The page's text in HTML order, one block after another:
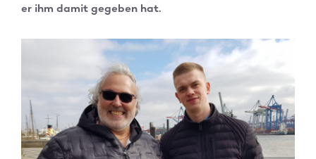
er ihm damit gegeben hat.